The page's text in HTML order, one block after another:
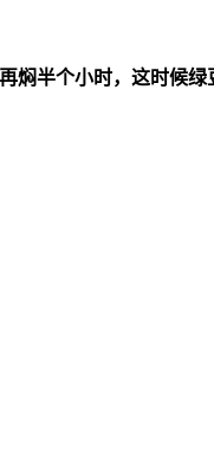
焖半个小时，这时候